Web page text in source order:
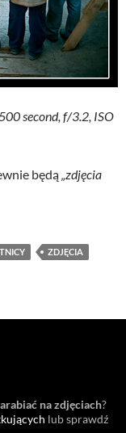
second, f/3.2, ISO
będą„zdjęcia
ZDJĘCIA
na zdjęciach?
lub sprawdź